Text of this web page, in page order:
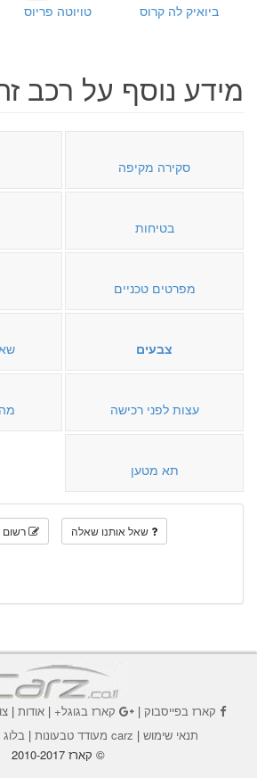
ביואיק לה קרוס טויוטה פריוס
מידע נוסף על רכב
סקירה מקיפה
בטיחות
מפרטים טכניים
צבעים
עצות לפני רכישה מה
תא מטען
שאל אותנו שאלה רשום
קארז בפייסבוק| קארז בגוגל+|אודות |
תנאי שימוש | carz מעודד טבעונות |
© קארז 2010-2017